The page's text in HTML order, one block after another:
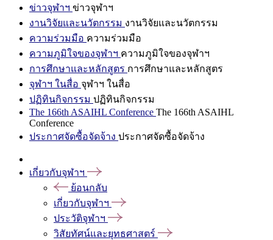
ข่าวจุฬาฯ ข่าวจุฬาฯ
งานวิจัยและนวัตกรรม งานวิจัยและนวัตกรรม
ความร่วมมือ ความร่วมมือ
ความภูมิใจของจุฬาฯ ความภูมิใจของจุฬาฯ
การศึกษาและหลักสูตร การศึกษาและหลักสูตร
จุฬาฯ ในสื่อ จุฬาฯ ในสื่อ
ปฏิทินกิจกรรม ปฏิทินกิจกรรม
The 166th ASAIHL Conference The 166th ASAIHL
Conference
ประกาศจัดซื้อจัดจ้าง ประกาศจัดซื้อจัดจ้าง
เกี่ยวกับจุฬาฯ
ย้อนกลับ
เกี่ยวกับจุฬาฯ
ประวัติจุฬาฯ
วิสัยทัศน์และยุทธศาสตร์